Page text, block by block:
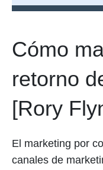
Cómo
retorno
[Rory
El marketing por
canales de